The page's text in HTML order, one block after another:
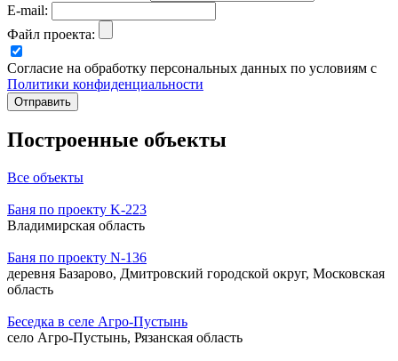
E-mail:
Файл проекта:
Согласие на обработку персональных данных по условиям с
Политики конфиденциальности
Построенные объекты
Все объекты
Баня по проекту K-223
Владимирская область
Баня по проекту N-136
деревня Базарово, Дмитровский городской округ, Московская
область
Беседка в селе Агро-Пустынь
село Агро-Пустынь, Рязанская область